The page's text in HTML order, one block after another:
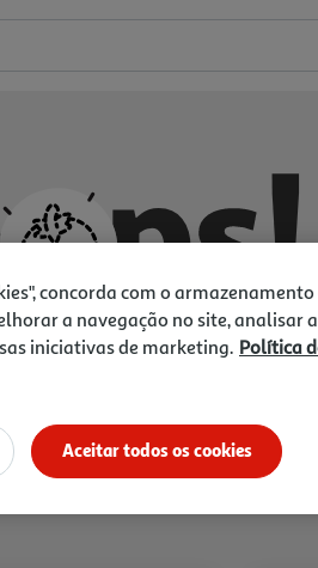
de novo?
concorda com o armazenamento
a navegação no site, analisar a
iniciativas de marketing. Política
Aceitar todos os cookies